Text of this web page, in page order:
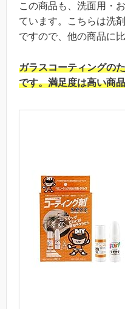
この商品も、洗面用・
ています。こちらは洗
ですので、他の商品に
ガラスコーティングの
です。満足度は高い商